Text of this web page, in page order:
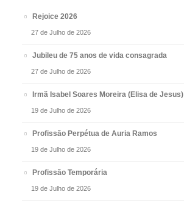
Rejoice 2026
27 de Julho de 2026
Jubileu de 75 anos de vida consagrada
27 de Julho de 2026
Irmã Isabel Soares Moreira (Elisa de Jesus)
19 de Julho de 2026
Profissão Perpétua de Auria Ramos
19 de Julho de 2026
Profissão Temporária
19 de Julho de 2026